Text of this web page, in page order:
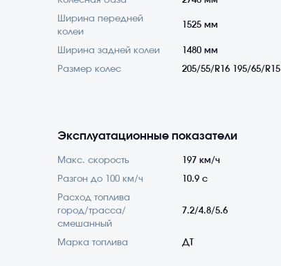
Ширина передней
колеи
1525 мм
Ширина задней колеи 1480 мм
Размер колес 205/55/R16 195/65/R15
Эксплуатационные показатели
Макс. скорость 197 км/ч
Разгон до 100 км/ч 10.9 с
Расход топлива
город/трасса/
смешанный
7.2/4.8/5.6
Марка топлива ДТ